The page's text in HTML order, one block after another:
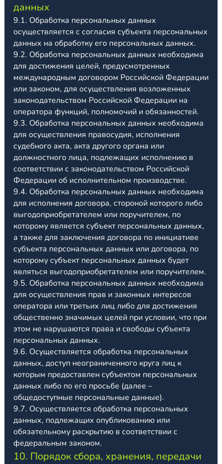
данных
9.1. Обработка персональных данных
осуществляется с согласия субъекта персональных
данных на обработку его персональных данных.
9.2. Обработка персональных данных необходима
для достижения целей, предусмотренных
международным договором Российской Федерации
или законом, для осуществления возложенных
законодательством Российской Федерации на
оператора функций, полномочий и обязанностей.
9.3. Обработка персональных данных необходима
для осуществления правосудия, исполнения
судебного акта, акта другого органа или
должностного лица, подлежащих исполнению в
соответствии с законодательством Российской
Федерации об исполнительном производстве.
9.4. Обработка персональных данных необходима
для исполнения договора, стороной которого либо
выгодоприобретателем или поручителем, по
которому является субъект персональных данных,
а также для заключения договора по инициативе
субъекта персональных данных или договора, по
которому субъект персональных данных будет
являться выгодоприобретателем или поручителем.
9.5. Обработка персональных данных необходима
для осуществления прав и законных интересов
оператора или третьих лиц либо для достижения
общественно значимых целей при условии, что при
этом не нарушаются права и свободы субъекта
персональных данных.
9.6. Осуществляется обработка персональных
данных, доступ неограниченного круга лиц к
которым предоставлен субъектом персональных
данных либо по его просьбе (далее –
общедоступные персональные данные).
9.7. Осуществляется обработка персональных
данных, подлежащих опубликованию или
обязательному раскрытию в соответствии с
федеральным законом.
10. Порядок сбора, хранения, передачи